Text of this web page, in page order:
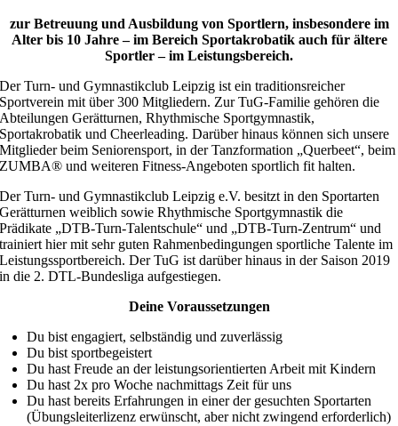
zur Betreuung und Ausbildung von Sportlern, insbesondere im
Alter bis 10 Jahre – im Bereich Sportakrobatik auch für ältere
Sportler – im Leistungsbereich.
Der Turn- und Gymnastikclub Leipzig ist ein traditionsreicher
Sportverein mit über 300 Mitgliedern. Zur TuG-Familie gehören die
Abteilungen Gerätturnen, Rhythmische Sportgymnastik,
Sportakrobatik und Cheerleading. Darüber hinaus können sich unsere
Mitglieder beim Seniorensport, in der Tanzformation „Querbeet“, beim
ZUMBA® und weiteren Fitness-Angeboten sportlich fit halten.
Der Turn- und Gymnastikclub Leipzig e.V. besitzt in den Sportarten
Gerätturnen weiblich sowie Rhythmische Sportgymnastik die
Prädikate „DTB-Turn-Talentschule“ und „DTB-Turn-Zentrum“ und
trainiert hier mit sehr guten Rahmenbedingungen sportliche Talente im
Leistungssportbereich. Der TuG ist darüber hinaus in der Saison 2019
in die 2. DTL-Bundesliga aufgestiegen.
Deine Voraussetzungen
Du bist engagiert, selbständig und zuverlässig
Du bist sportbegeistert
Du hast Freude an der leistungsorientierten Arbeit mit Kindern
Du hast 2x pro Woche nachmittags Zeit für uns
Du hast bereits Erfahrungen in einer der gesuchten Sportarten
(Übungsleiterlizenz erwünscht, aber nicht zwingend erforderlich)